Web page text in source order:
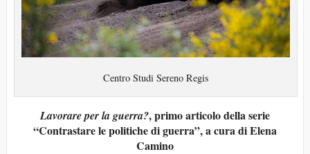
Centro Studi Sereno Regis
Lavorare per la guerra?, primo articolo della serie
“Contrastare le politiche di guerra”, a cura di Elena
Camino